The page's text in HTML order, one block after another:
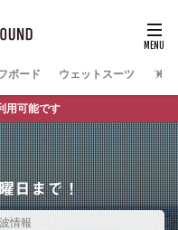
ボード ウェットスーツ ファ
日まで！
波情報